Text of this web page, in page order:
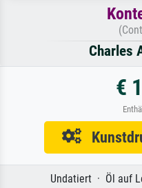
Charles
€
Undatiert · Öl auf